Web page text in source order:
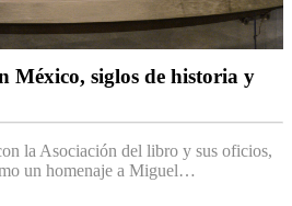
México, siglos de historia y
la Asociación del libro y sus oficios,
un homenaje a Miguel…